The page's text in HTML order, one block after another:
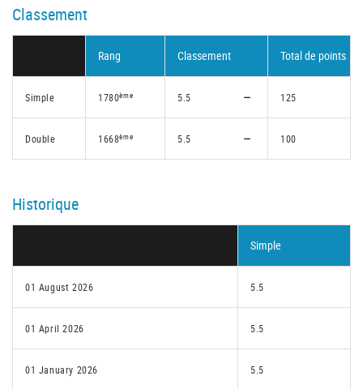
Classement
Rang Classement Total de points
Simple 1780ème 5.5 125
Double 1668ème 5.5 100
Historique
Simple
01 August 2026 5.5
01 April 2026 5.5
01 January 2026 5.5